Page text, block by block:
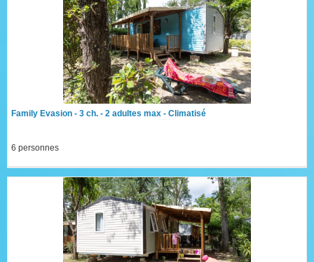
Family Evasion - 3 ch. - 2 adultes max - Climatisé
6 personnes